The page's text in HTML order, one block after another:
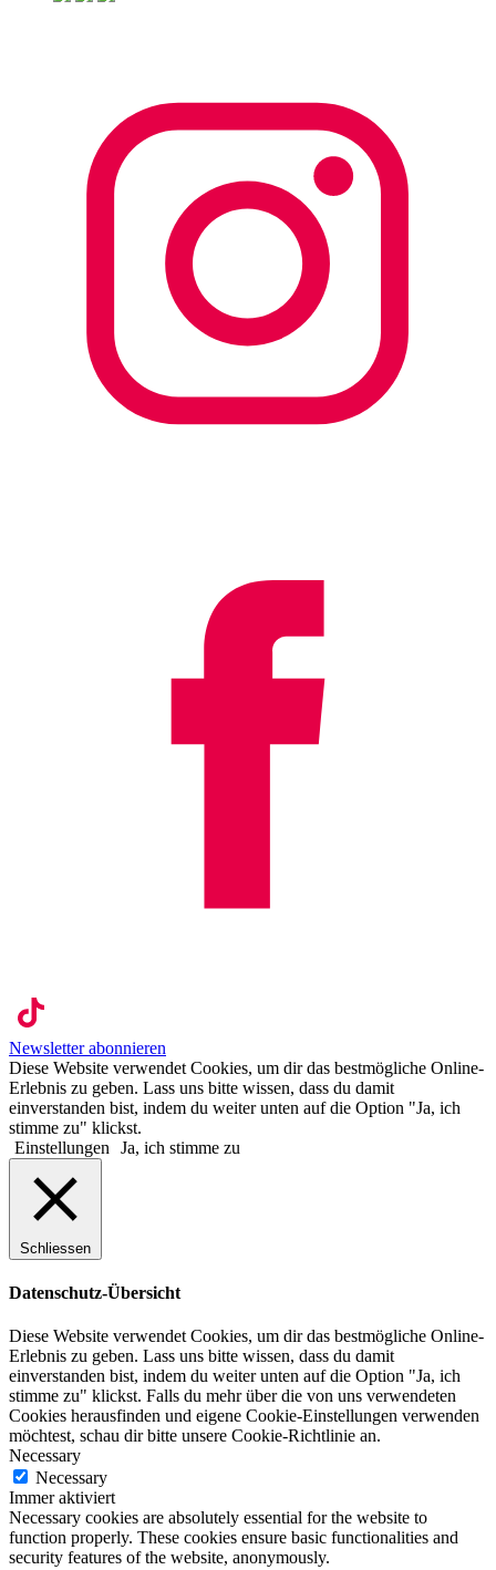
Newsletter abonnieren
Diese Website verwendet Cookies, um dir das bestmögliche Online-
Erlebnis zu geben. Lass uns bitte wissen, dass du damit
einverstanden bist, indem du weiter unten auf die Option "Ja, ich
stimme zu" klickst.
Einstellungen
Ja, ich stimme zu
Schliessen
Datenschutz-Übersicht
Diese Website verwendet Cookies, um dir das bestmögliche Online-
Erlebnis zu geben. Lass uns bitte wissen, dass du damit
einverstanden bist, indem du weiter unten auf die Option "Ja, ich
stimme zu" klickst. Falls du mehr über die von uns verwendeten
Cookies herausfinden und eigene Cookie-Einstellungen verwenden
möchtest, schau dir bitte unsere Cookie-Richtlinie an.
Necessary
Necessary
Immer aktiviert
Necessary cookies are absolutely essential for the website to
function properly. These cookies ensure basic functionalities and
security features of the website, anonymously.